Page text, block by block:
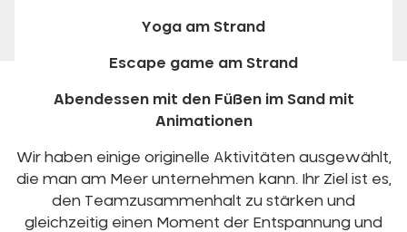
Yoga am Strand
Escape game am Strand
Abendessen mit den Füßen im Sand mit
Animationen
Wir haben einige originelle Aktivitäten ausgewählt,
die man am Meer unternehmen kann. Ihr Ziel ist es,
den Teamzusammenhalt zu stärken und
gleichzeitig einen Moment der Entspannung und